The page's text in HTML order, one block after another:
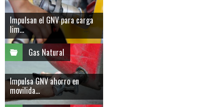
Impulsan el GNV para carga
lim...
Gas Natural
Impulsa GNV ahorro en
movilida...